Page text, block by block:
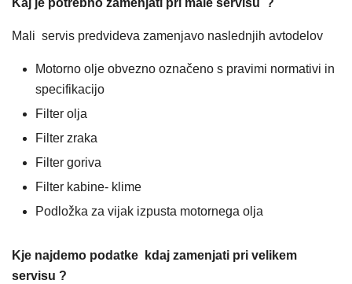
Mali servis predvideva zamenjavo naslednjih avtodelov
Motorno olje obvezno označeno s pravimi normativi in
specifikacijo
Filter olja
Filter zraka
Filter goriva
Filter kabine- klime
Podložka za vijak izpusta motornega olja
Kje najdemo podatke kdaj zamenjati pri velikem
servisu ?